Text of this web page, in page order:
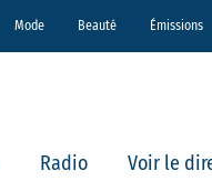
Mode Beauté Émissions
Radio Voir le